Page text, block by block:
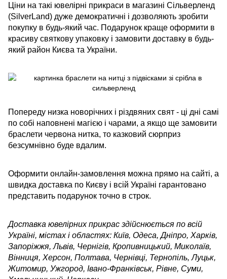
Ціни на такі ювелірні прикраси в магазині Сільверленд
(SilverLand) дуже демократичні і дозволяють зробити
покупку в будь-який час. Подарунок краще оформити в
красиву святкову упаковку і замовити доставку в будь-
який район Києва та України.
Попереду низка новорічних і різдвяних свят - ці дні самі
по собі наповнені магією і чарами, а якщо ще замовити
браслети червона нитка, то казковий сюрприз
безсумнівно буде вдалим.
Оформити онлайн-замовлення можна прямо на сайті, а
швидка доставка по Києву і всій Україні гарантовано
представить подарунок точно в строк.
Доставка ювелірних прикрас здійснюється по всій
Україні, містах і областях: Київ, Одеса, Дніпро, Харків,
Запоріжжя, Львів, Чернігів, Кропивницький, Миколаїв,
Вінниця, Херсон, Полтава, Чернівці, Тернопіль, Луцьк,
Житомир, Ужгород, Івано-Франківськ, Рівне, Суми,